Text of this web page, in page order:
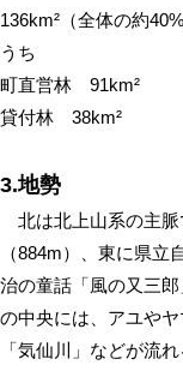
136km²（全体の約40%
うち
町直営林 91km²
貸付林 38km²
3.地勢
北は北上山系の主脈
（884m）、東に県
治の童話「風の又三
の中央には、アユや
「気仙川」などが流